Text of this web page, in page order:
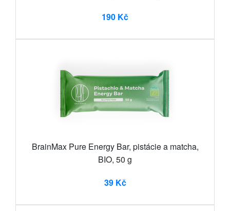
190 Kč
BrainMax Pure Energy Bar, pistácie a matcha,
BIO, 50 g
39 Kč